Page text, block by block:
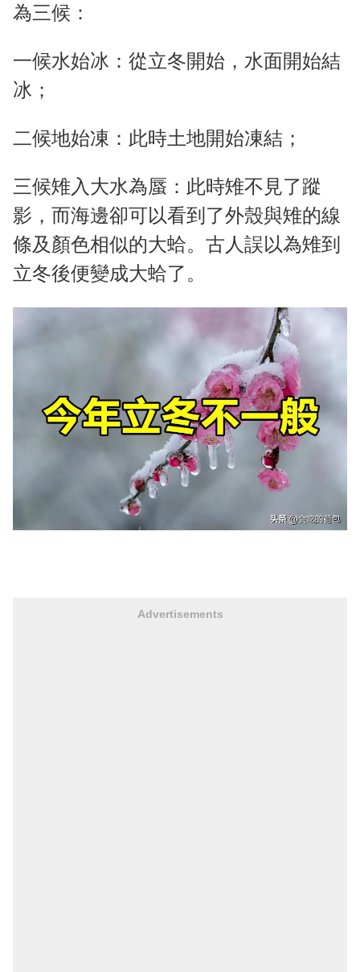
為三候：
一候水始冰：從立冬開始，水面開始結
冰；
二候地始凍：此時土地開始凍結；
三候雉入大水為蜃：此時雉不見了蹤
影，而海邊卻可以看到了外殼與雉的線
條及顏色相似的大蛤。古人誤以為雉到
立冬後便變成大蛤了。
Advertisements